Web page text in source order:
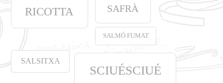
RICOTTA SAFRÀ
SALMÓ FUMAT
SALSITXA
SCIUÉSCIUÉ